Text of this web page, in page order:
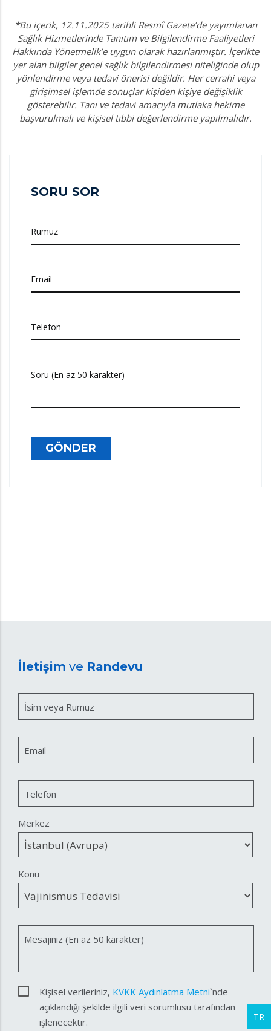
*Bu içerik, 12.11.2025 tarihli Resmî Gazete’de yayımlanan
Sağlık Hizmetlerinde Tanıtım ve Bilgilendirme Faaliyetleri
Hakkında Yönetmelik’e uygun olarak hazırlanmıştır. İçerikte
yer alan bilgiler genel sağlık bilgilendirmesi niteliğinde olup
yönlendirme veya tedavi önerisi değildir. Her cerrahi veya
girişimsel işlemde sonuçlar kişiden kişiye değişiklik
gösterebilir. Tanı ve tedavi amacıyla mutlaka hekime
başvurulmalı ve kişisel tıbbi değerlendirme yapılmalıdır.
SORU SOR
Rumuz
Email
Telefon
Soru (En az 50 karakter)
GÖNDER
İletişim ve Randevu
İsim veya Rumuz
Email
Telefon
Merkez
Konu
Mesajınız (En az 50 karakter)
Kişisel verileriniz, KVKK Aydınlatma Metni`nde
açıklandığı şekilde ilgili veri sorumlusu tarafından
işlenecektir.
TR